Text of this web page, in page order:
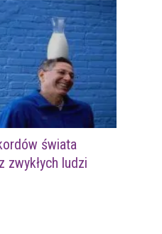
świata
zwykłych ludzi